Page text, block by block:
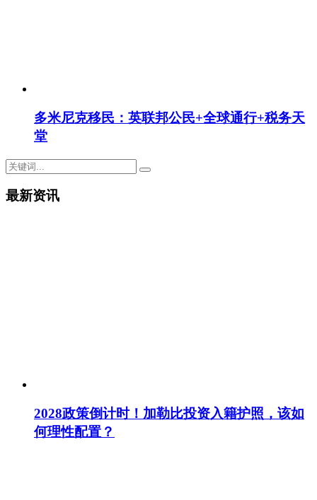
多米尼克移民：英联邦公民+全球通行+税务天
堂
最新资讯
2028政策倒计时！加勒比投资入籍护照，该如
何理性配置？